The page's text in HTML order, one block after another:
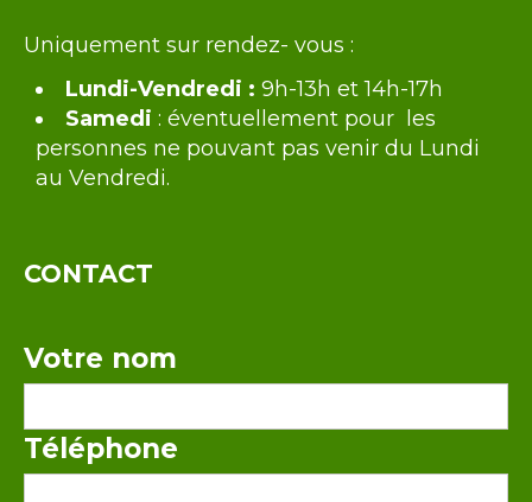
Uniquement sur rendez- vous :
Lundi-Vendredi : 9h-13h et 14h-17h
Samedi : éventuellement pour les
personnes ne pouvant pas venir du Lundi
au Vendredi.
CONTACT
Votre nom
Téléphone